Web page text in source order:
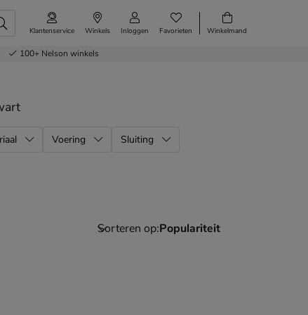
Klantenservice Winkels Inloggen Favorieten Winkelmand
100+ Nelson winkels
Voering
Sluiting
Sorteren op: